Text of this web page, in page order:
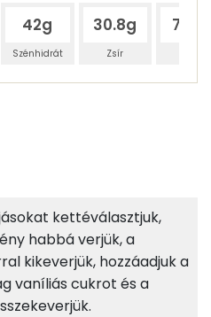
42g
Szénhidrát
30.8g
Zsír
46 kcal
20%
Zsír
47%
Víz
kettéválasztjuk,
habbá verjük, a
kikeverjük, hozzáadjuk a
vaníliás cukrot és a